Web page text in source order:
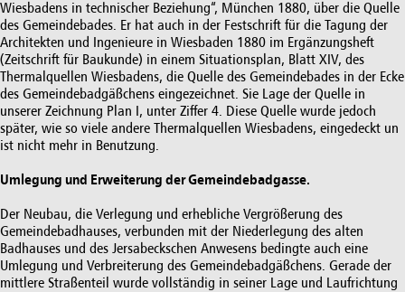
Wiesbadens in technischer Beziehung“, München 1880, über die Quelle
des Gemeindebades. Er hat auch in der Festschrift für die Tagung der
Architekten und Ingenieure in Wiesbaden 1880 im Ergänzungsheft
(Zeitschrift für Baukunde) in einem Situationsplan, Blatt XIV, des
Thermalquellen Wiesbadens, die Quelle des Gemeindebades in der Ecke
des Gemeindebadgäßchens eingezeichnet. Sie Lage der Quelle in
unserer Zeichnung Plan I, unter Ziffer 4. Diese Quelle wurde jedoch
später, wie so viele andere Thermalquellen Wiesbadens, eingedeckt un
ist nicht mehr in Benutzung.
Umlegung und Erweiterung der Gemeindebadgasse.
Der Neubau, die Verlegung und erhebliche Vergrößerung des
Gemeindebadhauses, verbunden mit der Niederlegung des alten
Badhauses und des Jersabeckschen Anwesens bedingte auch eine
Umlegung und Verbreiterung des Gemeindebadgäßchens. Gerade der
mittlere Straßenteil wurde vollständig in seiner Lage und Laufrichtung